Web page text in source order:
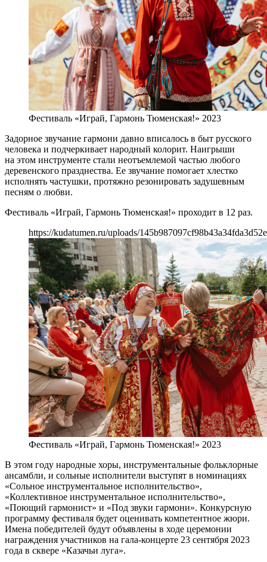
Фестиваль «Играй, Гармонь Тюменская!» 2023
Задорное звучание гармони давно вписалось в быт русского
человека и подчеркивает народный колорит. Наигрыши
на этом инструменте стали неотъемлемой частью любого
деревенского празднества. Ее звучание помогает хлестко
исполнять частушки, протяжно резонировать задушевным
песням о любви.
Фестиваль «Играй, Гармонь Тюменская!» проходит в 12 раз.
https://kudatumen.ru/uploads/
Фестиваль «Играй, Гармонь Тюменская!» 2023
В этом году народные хоры, инструментальные фольклорные
ансамбли, и сольные исполнители выступят в номинациях
«Сольное инструментальное исполнительство»,
«Коллективное инструментальное исполнительство»,
«Поющий гармонист» и «Под звуки гармони». Конкурсную
программу фестиваля будет оценивать компетентное жюри.
Имена победителей будут объявлены в ходе церемонии
награждения участников на гала-концерте 23 сентября 2023
года в сквере «Казачьи луга».